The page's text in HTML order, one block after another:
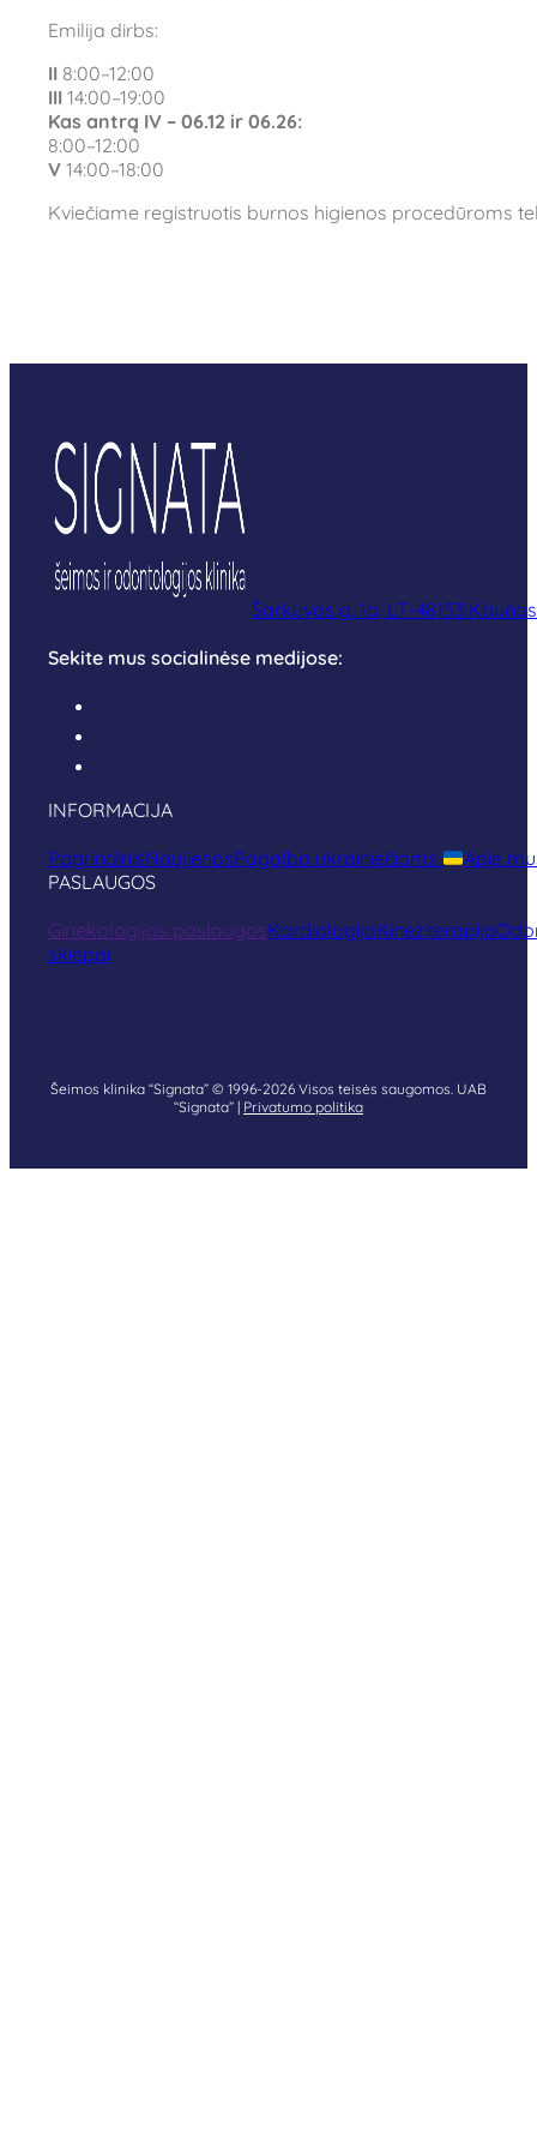
Emilija dirbs:
II 8:00–12:00
III 14:00–19:00
Kas antrą IV – 06.12 ir 06.26:
8:00–12:00
V 14:00–18:00
Kviečiame registruotis burnos higienos procedūroms
Šarkuvos g. 1a, LT-48153 Kaunas
Sekite mus socialinėse medijose:
INFORMACIJA
PagrindinisNaujienosPagalba ukrainiečiams
Apie
PASLAUGOS
Ginekologijos paslaugosKardiologijaKineziterapija
skiepai
Šeimos klinika “Signata” © 1996-2026 Visos teisės saugomos. UAB
“Signata” | Privatumo politika